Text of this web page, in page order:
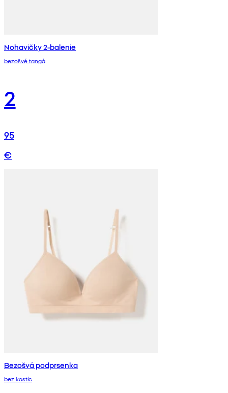
Nohavičky 2-balenie
bezošvé tangá
2
95
€
Bezošvá podprsenka
bez kostíc